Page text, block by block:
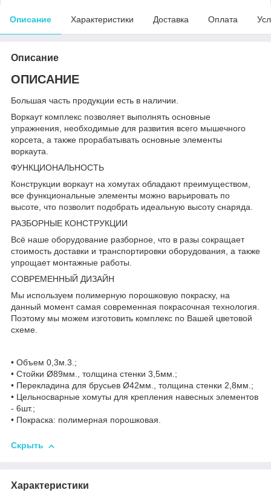
Описание Характеристики Доставка Оплата
Описание
ОПИСАНИЕ
Большая часть продукции есть в наличии.
Воркаут комплекс позволяет выполнять основные
упражнения, необходимые для развития всего мышечного
корсета, а также прорабатывать основные элементы
воркаута.
ФУНКЦИОНАЛЬНОСТЬ
Конструкции воркаут на хомутах обладают преимуществом,
все функциональные элементы можно варьировать по
высоте, что позволит подобрать идеальную высоту снаряда.
РАЗБОРНЫЕ КОНСТРУКЦИИ
Всё наше оборудование разборное, что в разы сокращает
стоимость доставки и транспортировки оборудования, а также
упрощает монтажные работы.
СОВРЕМЕННЫЙ ДИЗАЙН
Мы используем полимерную порошковую покраску, на
данный момент самая современная покрасочная технология.
Поэтому мы можем изготовить комплекс по Вашей цветовой
схеме.
• Объем 0,3м.3.;
• Стойки Ø89мм., толщина стенки 3,5мм.;
• Перекладина для брусьев Ø42мм., толщина стенки 2,8мм.;
• Цельносварные хомуты для крепления навесных элементов
- 6шт.;
• Покраска: полимерная порошковая.
Скрыть
Характеристики